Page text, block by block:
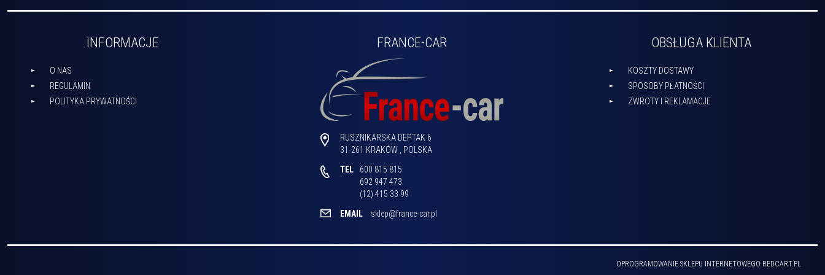
INFORMACJE
O NAS
REGULAMIN
POLITYKA PRYWATNOŚCI
FRANCE-CAR
RUSZNIKARSKA DEPTAK 6
31-261 KRAKÓW , POLSKA
TEL
600 815 815
692 947 473
(12) 415 33 99
EMAIL
sklep@france-car.pl
OBSŁUGA KLIENTA
KOSZTY DOSTAWY
SPOSOBY PŁATNOŚCI
ZWROTY I REKLAMACJE
OPROGRAMOWANIE SKLEPU INTERNETOWEGO REDCART.PL